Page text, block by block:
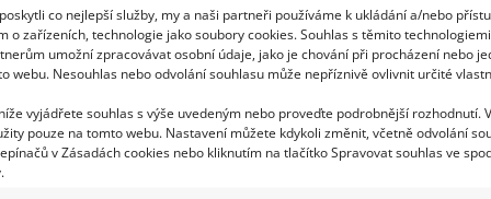
co nejlepší služby, my a naši partneři používáme k ukládání a/nebo
o zařízeních, technologie jako soubory cookies. Souhlas s těmito
umožní zpracovávat osobní údaje, jako je chování při procházení nebo
webu. Nesouhlas nebo odvolání souhlasu může nepříznivě ovlivnit určité
vyjádřete souhlas s výše uvedeným nebo proveďte podrobnější rozhodnutí.
pouze na tomto webu. Nastavení můžete kdykoli změnit, včetně odvolání
v Zásadách cookies nebo kliknutím na tlačítko Spravovat souhlas ve
slupky už nikdy nevyhodíte do
Připravte si z nich účinné přírodní
pro vaše rostliny
Rady a tipy